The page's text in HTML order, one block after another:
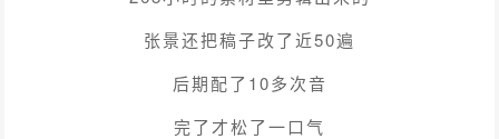
张景还把稿子改了近50遍
后期配了10多次音
完了才松了一口气